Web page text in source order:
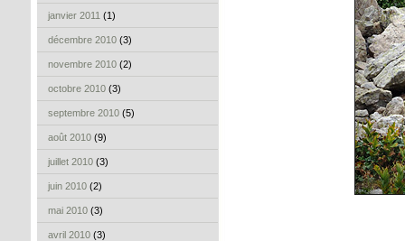
janvier 2011 (1)
décembre 2010 (3)
novembre 2010 (2)
octobre 2010 (3)
septembre 2010 (5)
août 2010 (9)
juillet 2010 (3)
juin 2010 (2)
mai 2010 (3)
avril 2010 (3)